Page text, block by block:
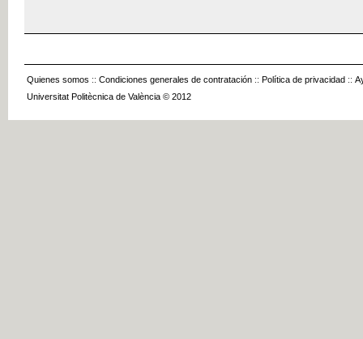
Quienes somos :: Condiciones generales de contratación :: Política de privacidad ::
Universitat Politècnica de València © 2012